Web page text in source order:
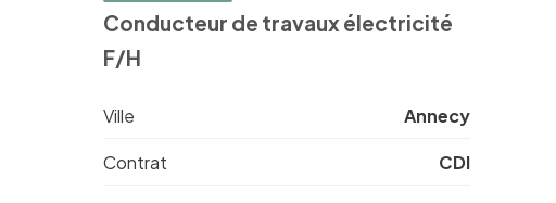
Conducteur de travaux électricité
F/H
Ville Annecy
Contrat CDI